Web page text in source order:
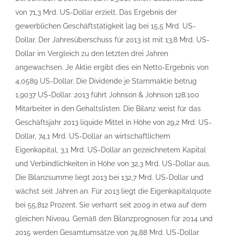
von 71,3 Mrd. US-Dollar erzielt. Das Ergebnis der
gewerblichen Geschäftstätigkeit lag bei 15,5 Mrd. US-
Dollar. Der Jahresüberschuss für 2013 ist mit 13,8 Mrd. US-
Dollar im Vergleich zu den letzten drei Jahren
angewachsen. Je Aktie ergibt dies ein Netto-Ergebnis von
4,0589 US-Dollar. Die Dividende je Stammaktie betrug
1,9037 US-Dollar. 2013 führt Johnson & Johnson 128.100
Mitarbeiter in den Gehaltslisten. Die Bilanz weist für das
Geschäftsjahr 2013 liquide Mittel in Höhe von 29,2 Mrd. US-
Dollar, 74,1 Mrd. US-Dollar an wirtschaftlichem
Eigenkapital, 3,1 Mrd. US-Dollar an gezeichnetem Kapital
und Verbindlichkeiten in Höhe von 32,3 Mrd. US-Dollar aus.
Die Bilanzsumme liegt 2013 bei 132,7 Mrd. US-Dollar und
wächst seit Jahren an. Für 2013 liegt die Eigenkapitalquote
bei 55,812 Prozent. Sie verharrt seit 2009 in etwa auf dem
gleichen Niveau. Gemäß den Bilanzprognosen für 2014 und
2015 werden Gesamtumsätze von 74,88 Mrd. US-Dollar